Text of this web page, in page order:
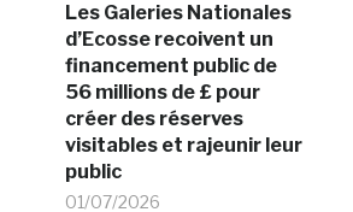
Les Galeries Nationales
d’Ecosse recoivent un
financement public de
56 millions de £ pour
créer des réserves
visitables et rajeunir leur
public
01/07/2026